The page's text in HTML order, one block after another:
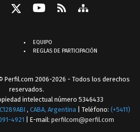
EQUIPO
REGLAS DE PARTICIPACIÓN
Perfil.com 2006-2026 - Todos los derechos
reservados.
intelectual número 5346433
C1289ABI , CABA, Argentina | Teléfono: (+5411)
4921 | E-mail: perfilcom@perfil.com